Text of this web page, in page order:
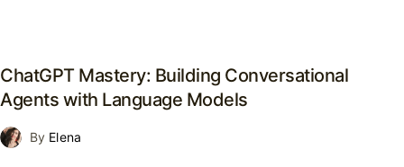
ChatGPT Mastery: Building Conversational
Agents with Language Models
By Elena